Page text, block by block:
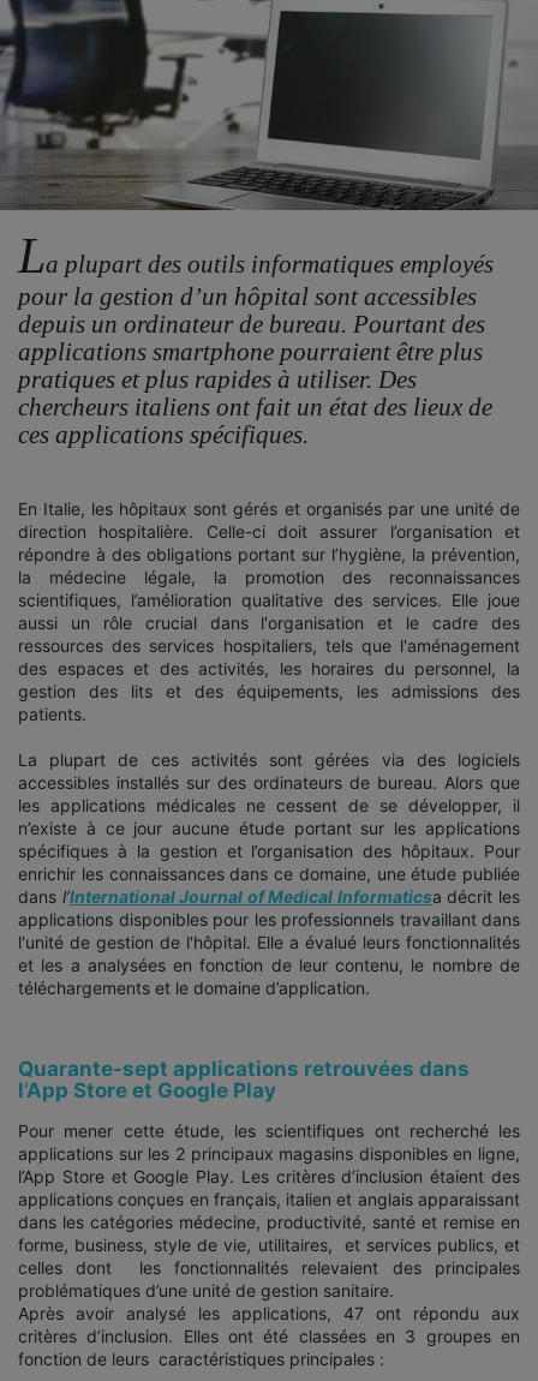
La plupart des outils informatiques employés
pour la gestion d’un hôpital sont accessibles
depuis un ordinateur de bureau. Pourtant des
applications smartphone pourraient être plus
pratiques et plus rapides à utiliser. Des
chercheurs italiens ont fait un état des lieux de
ces applications spécifiques.
En Italie, les hôpitaux sont gérés et organisés par une unité de
direction hospitalière. Celle-ci doit assurer l’organisation et
répondre à des obligations portant sur l’hygiène, la prévention,
la médecine légale, la promotion des reconnaissances
scientifiques, l’amélioration qualitative des services. Elle joue
aussi un rôle crucial dans l'organisation et le cadre des
ressources des services hospitaliers, tels que l'aménagement
des espaces et des activités, les horaires du personnel, la
gestion des lits et des équipements, les admissions des
patients.
La plupart de ces activités sont gérées via des logiciels
accessibles installés sur des ordinateurs de bureau. Alors que
les applications médicales ne cessent de se développer, il
n’existe à ce jour aucune étude portant sur les applications
spécifiques à la gestion et l’organisation des hôpitaux. Pour
enrichir les connaissances dans ce domaine, une étude publiée
dans l’International Journal of Medical Informaticsa décrit les
applications disponibles pour les professionnels travaillant dans
l'unité de gestion de l'hôpital. Elle a évalué leurs fonctionnalités
et les a analysées en fonction de leur contenu, le nombre de
téléchargements et le domaine d’application.
Quarante-sept applications retrouvées dans
l’App Store et Google Play
Pour mener cette étude, les scientifiques ont recherché les
applications sur les 2 principaux magasins disponibles en ligne,
l’App Store et Google Play. Les critères d’inclusion étaient des
applications conçues en français, italien et anglais apparaissant
dans les catégories médecine, productivité, santé et remise en
forme, business, style de vie, utilitaires, et services publics, et
celles dont les fonctionnalités relevaient des principales
problématiques d’une unité de gestion sanitaire.
Après avoir analysé les applications, 47 ont répondu aux
critères d’inclusion. Elles ont été classées en 3 groupes en
fonction de leurs caractéristiques principales :